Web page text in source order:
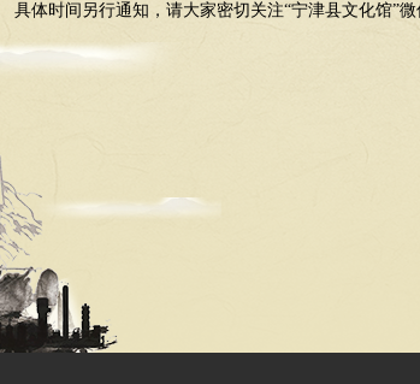
具体时间另行通知，请大家密切关注“宁津县文化馆”微